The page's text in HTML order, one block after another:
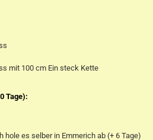
mit 100 cm Ein steck Kette
Tage):
hole es selber in Emmerich ab (+ 6 Tage)